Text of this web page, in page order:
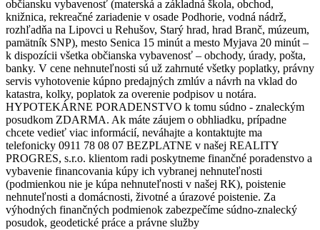
občiansku vybavenosť (materská a základná škola, obchod,
knižnica, rekreačné zariadenie v osade Podhorie, vodná nádrž,
rozhľadňa na Lipovci u Rehušov, Starý hrad, hrad Branč, múzeum,
pamätník SNP), mesto Senica 15 minút a mesto Myjava 20 minút –
k dispozícii všetka občianska vybavenosť – obchody, úrady, pošta,
banky. V cene nehnuteľnosti sú už zahrnuté všetky poplatky, právny
servis vyhotovenie kúpno predajných zmlúv a návrh na vklad do
katastra, kolky, poplatok za overenie podpisov u notára.
HYPOTEKÁRNE PORADENSTVO k tomu súdno - znaleckým
posudkom ZDARMA. Ak máte záujem o obhliadku, prípadne
chcete vedieť viac informácií, neváhajte a kontaktujte ma
telefonicky 0911 78 08 07 BEZPLATNE v našej REALITY
PROGRES, s.r.o. klientom radi poskytneme finančné poradenstvo a
vybavenie financovania kúpy ich vybranej nehnuteľnosti
(podmienkou nie je kúpa nehnuteľnosti v našej RK), poistenie
nehnuteľnosti a domácnosti, životné a úrazové poistenie. Za
výhodných finančných podmienok zabezpečíme súdno-znalecký
posudok, geodetické práce a právne služby